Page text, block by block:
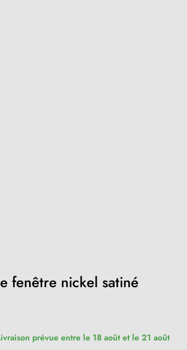
fenêtre nickel satiné
prévue entre le 18 août et le 21 août